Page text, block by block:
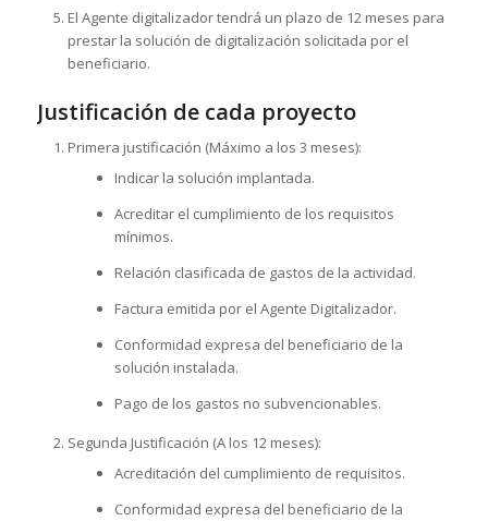
El Agente digitalizador tendrá un plazo de 12 meses para
prestar la solución de digitalización solicitada por el
beneficiario.
Justificación de cada proyecto
Primera justificación (Máximo a los 3 meses):
Indicar la solución implantada.
Acreditar el cumplimiento de los requisitos
mínimos.
Relación clasificada de gastos de la actividad.
Factura emitida por el Agente Digitalizador.
Conformidad expresa del beneficiario de la
solución instalada.
Pago de los gastos no subvencionables.
Segunda Justificación (A los 12 meses):
Acreditación del cumplimiento de requisitos.
Conformidad expresa del beneficiario de la